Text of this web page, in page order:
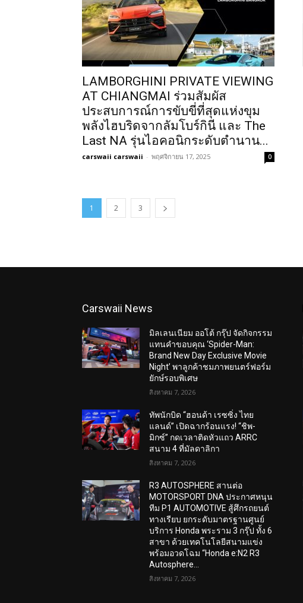
LAMBORGHINI PRIVATE VIEWING
AT CHIANGMAI ร่วมสัมผัส
ประสบการณ์การขับขี่ที่สุดแห่งขุม
พลังไฮบริดจากลัมโบร์กินี และ The
Last NA รุ่นไอคอนิกระดับตำนาน...
carswaii carswaii - พฤศจิกายน 17, 2025 0
1 2 3
Carswaii News
มิลเลนเนียม ออโต้ กรุ๊ป จัดกิจกรรม
แทนคำขอบคุณ ‘Spider-Man:
Brand New Day Exclusive Movie
Night’ พาลูกค้าชมภาพยนตร์ฟอร์ม
ยักษ์รอบพิเศษ
สิงหาคม 7, 2026
ทัพนักบิด “ฮอนด้า เรซซิ่ง ไทย
แลนด์” เปิดฉากร้อนแรง! “ชิพ-
มิกซ์” กดเวลาติดหัวแถว ARRC
สนาม 4 ที่มัลดาลิกา
สิงหาคม 7, 2026
R3 AUTOSPHERE สานต่อ
MOTORSPORT DNA ประกาศหนุน
ทีม P1 AUTOMOTIVE สู้ศึกรถยนต์
ทางเรียบ ยกระดับมาตรฐานศูนย์
บริการ Honda พระราม 3 กรุ๊ป ทั้ง 6
สาขา ด้วยเทคโนโลยีสนามแข่ง
พร้อมอวดโฉม “Honda e:N2 R3
Autosphere...
สิงหาคม 7, 2026